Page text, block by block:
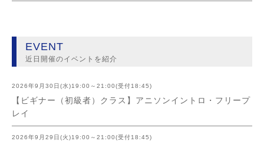
EVENT
近日開催のイベントを紹介
2026年9月30日(水)19:00～21:00(受付18:45)
【ビギナー（初級者）クラス】アニソンイントロ・フリープ
レイ
2026年9月29日(火)19:00～21:00(受付18:45)